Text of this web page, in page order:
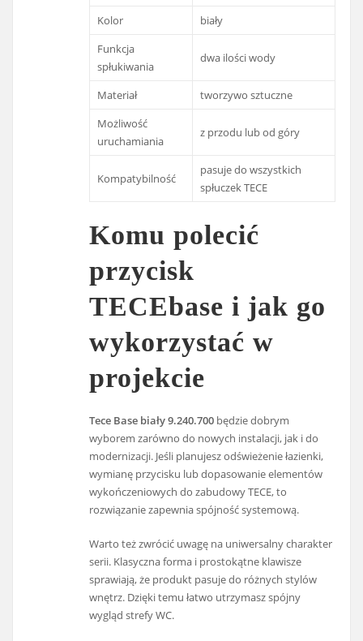
Kolor
biały
Funkcja
spłukiwania
dwa ilości wody
Materiał
tworzywo sztuczne
Możliwość
uruchamiania
z przodu lub od góry
Kompatybilność
pasuje do wszystkich
spłuczek TECE
Komu polecić
przycisk
TECEbase i jak go
wykorzystać w
projekcie
Tece Base biały 9.240.700 będzie dobrym
wyborem zarówno do nowych instalacji, jak i do
modernizacji. Jeśli planujesz odświeżenie łazienki,
wymianę przycisku lub dopasowanie elementów
wykończeniowych do zabudowy TECE, to
rozwiązanie zapewnia spójność systemową.
Warto też zwrócić uwagę na uniwersalny charakter
serii. Klasyczna forma i prostokątne klawisze
sprawiają, że produkt pasuje do różnych stylów
wnętrz. Dzięki temu łatwo utrzymasz spójny
wygląd strefy WC.